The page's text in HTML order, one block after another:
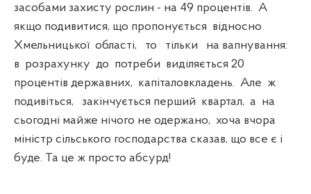
засобами захисту рослин - на 49 процентів. А
якщо подивитися, що пропонується відносно
Хмельницької області, то тільки на вапнування:
в розрахунку до потреби виділяється 20
процентів державних, капіталовкладень. Але ж
подивіться, закінчується перший квартал, а на
сьогодні майже нічого не одержано, хоча вчора
міністр сільського господарства сказав, що все є і
буде. Та це ж просто абсурд!